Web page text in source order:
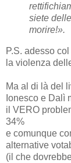
siete
morire!».
P.S. adesso
la violenza
Ma al di là del
Ionesco e Dalì
il VERO
34%
e comunque
alternative
(il che